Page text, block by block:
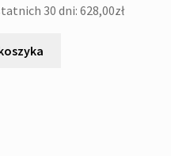
cena
628,00zł.
30 dni: 628,00zł